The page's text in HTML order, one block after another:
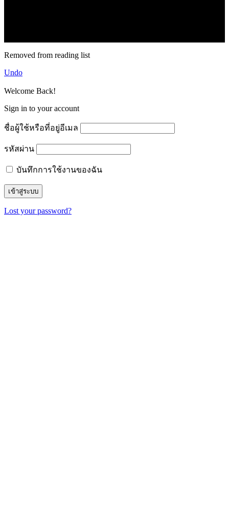
Removed from reading list
Undo
Welcome Back!
Sign in to your account
ชื่อผู้ใช้หรือที่อยู่อีเมล
รหัสผ่าน
บันทึกการใช้งานของฉัน
Lost your password?